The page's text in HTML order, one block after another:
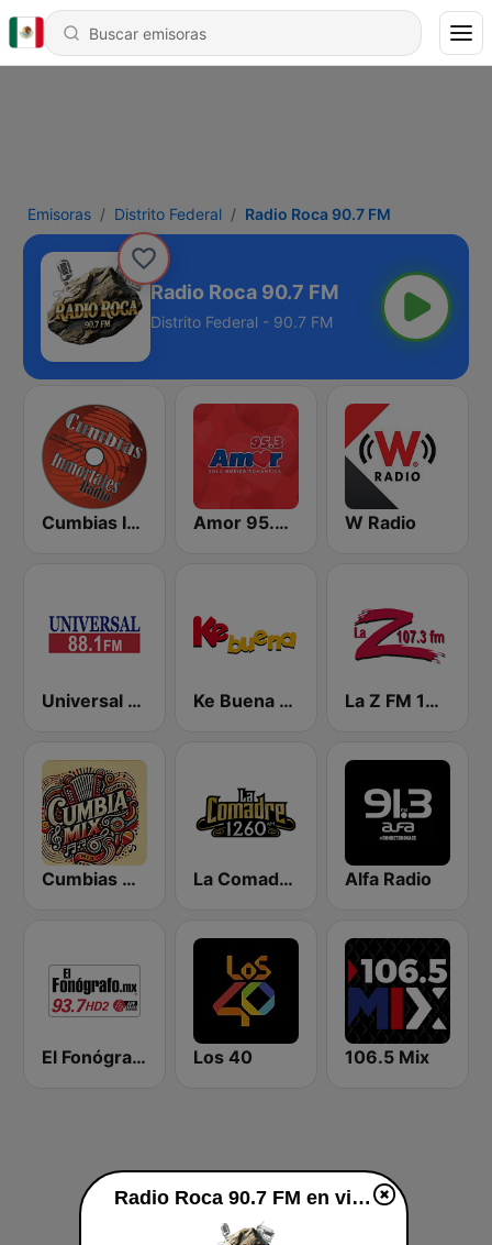
Emisoras Distrito Federal Radio Roca 90.7 FM
Radio Roca 90.7 FM
Distrito Federal - 90.7 FM
Cumbias Inmortales Radio Amor 95.3 FM W Radio
Universal 88.1 FM Ke Buena 92.9 FM La Z FM 107.3
Cumbias Mix La Comadre 1260 AM Alfa Radio
El Fonógrafo HD2 Los 40 106.5 Mix
Radio Roca 90.7 FM en vivo